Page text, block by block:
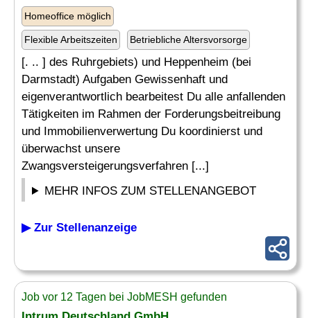
Homeoffice möglich
Flexible Arbeitszeiten Betriebliche Altersvorsorge
[. .. ] des Ruhrgebiets) und Heppenheim (bei
Darmstadt) Aufgaben Gewissenhaft und
eigenverantwortlich bearbeitest Du alle anfallenden
Tätigkeiten im Rahmen der Forderungsbeitreibung
und Immobilienverwertung Du koordinierst und
überwachst unsere
Zwangsversteigerungsverfahren [...]
MEHR INFOS ZUM STELLENANGEBOT
▶ Zur Stellenanzeige
Job vor 12 Tagen bei JobMESH gefunden